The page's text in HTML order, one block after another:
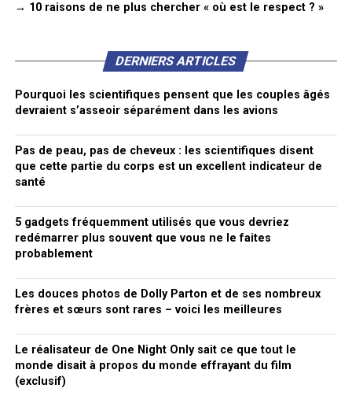
→ 10 raisons de ne plus chercher « où est le respect ? »
DERNIERS ARTICLES
Pourquoi les scientifiques pensent que les couples âgés
devraient s’asseoir séparément dans les avions
Pas de peau, pas de cheveux : les scientifiques disent
que cette partie du corps est un excellent indicateur de
santé
5 gadgets fréquemment utilisés que vous devriez
redémarrer plus souvent que vous ne le faites
probablement
Les douces photos de Dolly Parton et de ses nombreux
frères et sœurs sont rares – voici les meilleures
Le réalisateur de One Night Only sait ce que tout le
monde disait à propos du monde effrayant du film
(exclusif)